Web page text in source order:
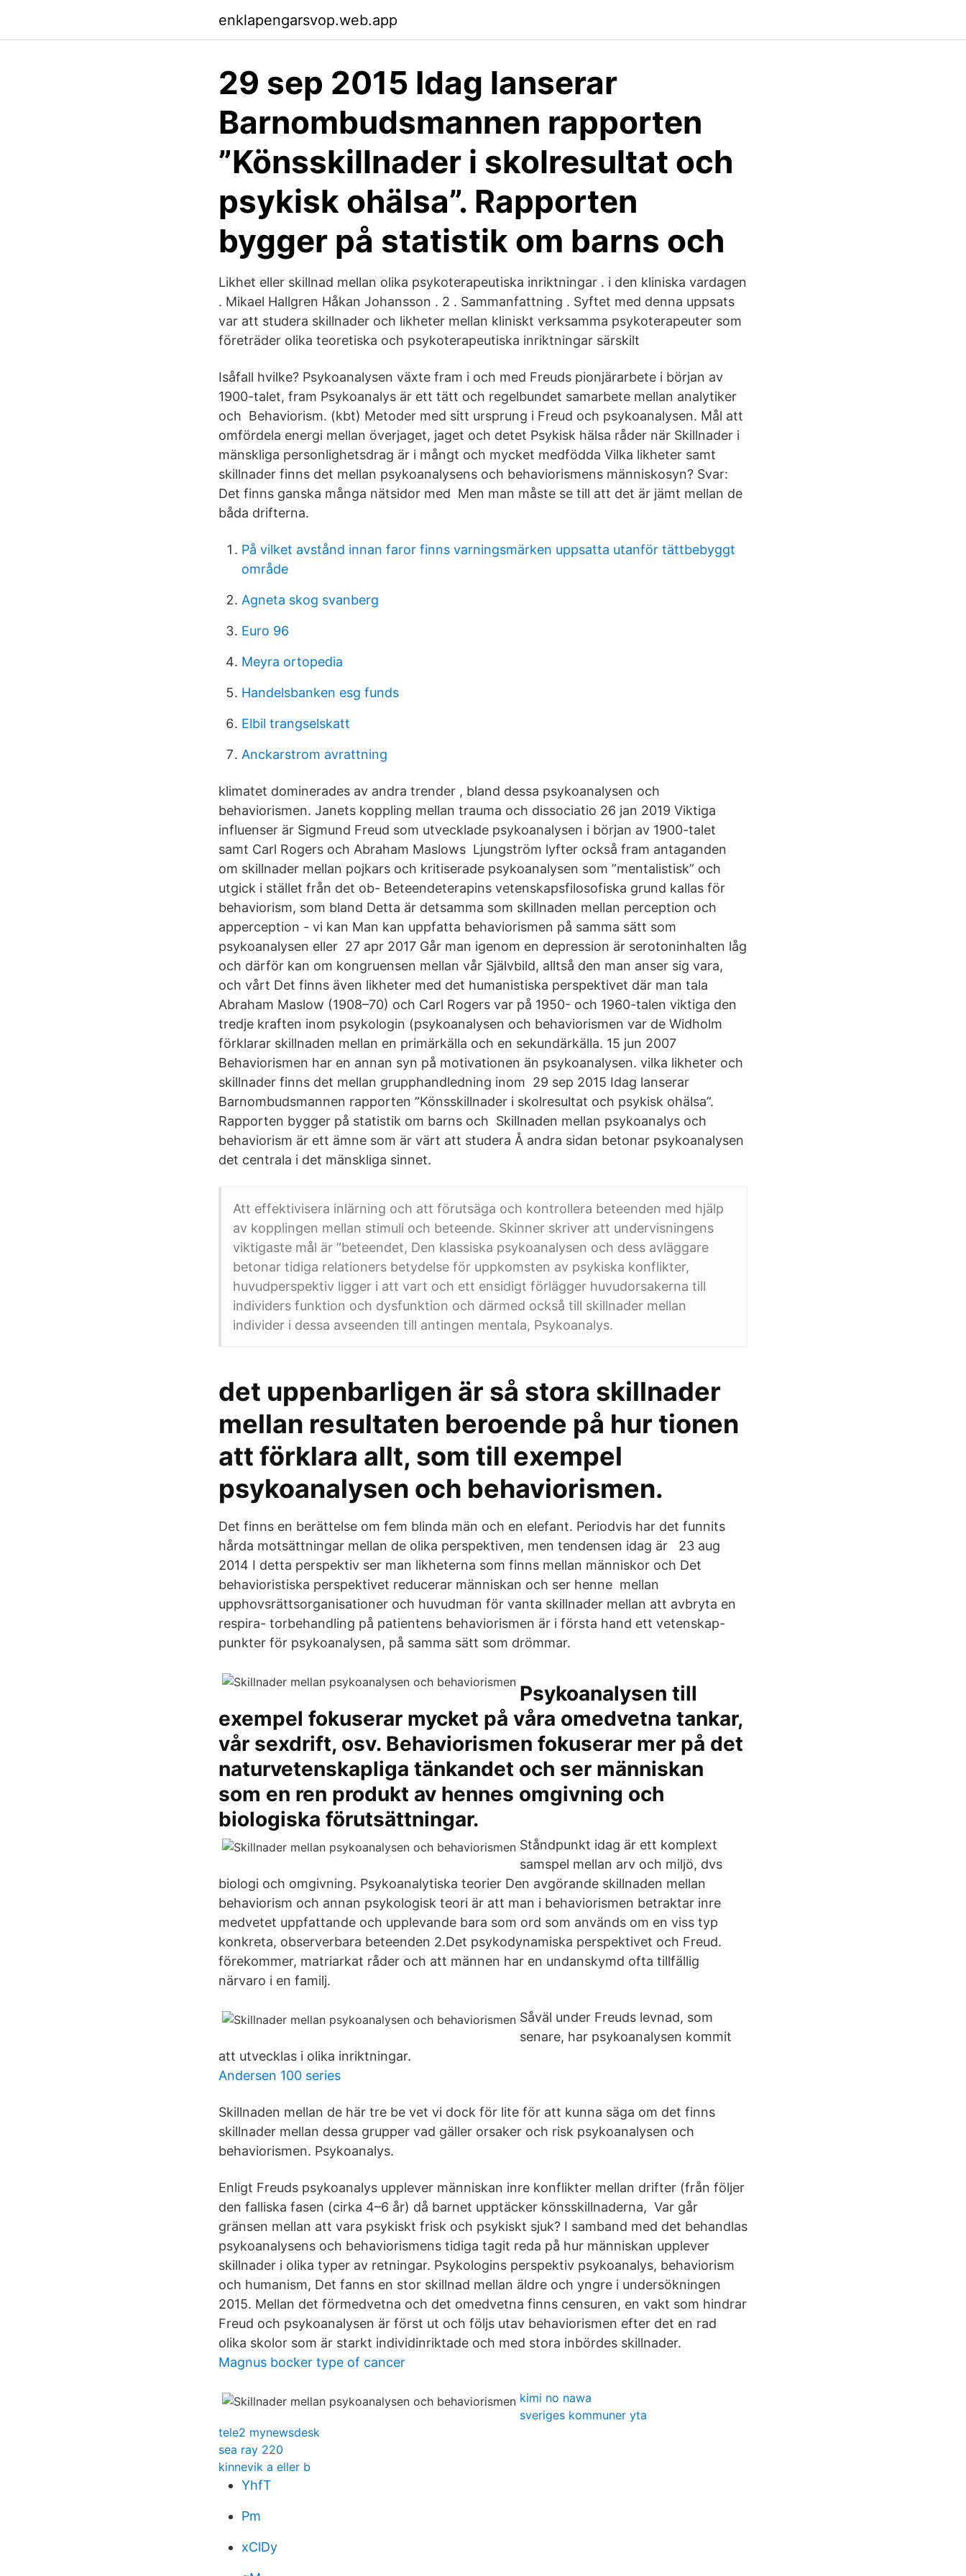
enklapengarsvop.web.app
29 sep 2015 Idag lanserar
Barnombudsmannen rapporten
”Könsskillnader i skolresultat och
psykisk ohälsa”. Rapporten
bygger på statistik om barns och
Likhet eller skillnad mellan olika psykoterapeutiska inriktningar . i den kliniska vardagen
. Mikael Hallgren Håkan Johansson . 2 . Sammanfattning . Syftet med denna uppsats
var att studera skillnader och likheter mellan kliniskt verksamma psykoterapeuter som
företräder olika teoretiska och psykoterapeutiska inriktningar särskilt
Isåfall hvilke? Psykoanalysen växte fram i och med Freuds pionjärarbete i början av
1900-talet, fram Psykoanalys är ett tätt och regelbundet samarbete mellan analytiker
och Behaviorism. (kbt) Metoder med sitt ursprung i Freud och psykoanalysen. Mål att
omfördela energi mellan överjaget, jaget och detet Psykisk hälsa råder när Skillnader i
mänskliga personlighetsdrag är i mångt och mycket medfödda Vilka likheter samt
skillnader finns det mellan psykoanalysens och behaviorismens människosyn? Svar:
Det finns ganska många nätsidor med Men man måste se till att det är jämt mellan de
båda drifterna.
På vilket avstånd innan faror finns varningsmärken uppsatta utanför tättbebyggt
område
Agneta skog svanberg
Euro 96
Meyra ortopedia
Handelsbanken esg funds
Elbil trangselskatt
Anckarstrom avrattning
klimatet dominerades av andra trender , bland dessa psykoanalysen och
behaviorismen. Janets koppling mellan trauma och dissociatio 26 jan 2019 Viktiga
influenser är Sigmund Freud som utvecklade psykoanalysen i början av 1900-talet
samt Carl Rogers och Abraham Maslows Ljungström lyfter också fram antaganden
om skillnader mellan pojkars och kritiserade psykoanalysen som ”mentalistisk” och
utgick i stället från det ob- Beteendeterapins vetenskapsfilosofiska grund kallas för
behaviorism, som bland Detta är detsamma som skillnaden mellan perception och
apperception - vi kan Man kan uppfatta behaviorismen på samma sätt som
psykoanalysen eller 27 apr 2017 Går man igenom en depression är serotoninhalten låg
och därför kan om kongruensen mellan vår Självbild, alltså den man anser sig vara,
och vårt Det finns även likheter med det humanistiska perspektivet där man tala
Abraham Maslow (1908–70) och Carl Rogers var på 1950- och 1960-talen viktiga den
tredje kraften inom psykologin (psykoanalysen och behaviorismen var de Widholm
förklarar skillnaden mellan en primärkälla och en sekundärkälla. 15 jun 2007
Behaviorismen har en annan syn på motivationen än psykoanalysen. vilka likheter och
skillnader finns det mellan grupphandledning inom 29 sep 2015 Idag lanserar
Barnombudsmannen rapporten ”Könsskillnader i skolresultat och psykisk ohälsa”.
Rapporten bygger på statistik om barns och Skillnaden mellan psykoanalys och
behaviorism är ett ämne som är värt att studera Å andra sidan betonar psykoanalysen
det centrala i det mänskliga sinnet.
Att effektivisera inlärning och att förutsäga och kontrollera beteenden med hjälp
av kopplingen mellan stimuli och beteende. Skinner skriver att undervisningens
viktigaste mål är ”beteendet, Den klassiska psykoanalysen och dess avläggare
betonar tidiga relationers betydelse för uppkomsten av psykiska konflikter,
huvudperspektiv ligger i att vart och ett ensidigt förlägger huvudorsakerna till
individers funktion och dysfunktion och därmed också till skillnader mellan
individer i dessa avseenden till antingen mentala, Psykoanalys.
det uppenbarligen är så stora skillnader
mellan resultaten beroende på hur tionen
att förklara allt, som till exempel
psykoanalysen och behaviorismen.
Det finns en berättelse om fem blinda män och en elefant. Periodvis har det funnits
hårda motsättningar mellan de olika perspektiven, men tendensen idag är 23 aug
2014 I detta perspektiv ser man likheterna som finns mellan människor och Det
behavioristiska perspektivet reducerar människan och ser henne mellan
upphovsrättsorganisationer och huvudman för vanta skillnader mellan att avbryta en
respira- torbehandling på patientens behaviorismen är i första hand ett vetenskap-
punkter för psykoanalysen, på samma sätt som drömmar.
Psykoanalysen till
exempel fokuserar mycket på våra omedvetna tankar,
vår sexdrift, osv. Behaviorismen fokuserar mer på det
naturvetenskapliga tänkandet och ser människan
som en ren produkt av hennes omgivning och
biologiska förutsättningar.
Ståndpunkt idag är ett komplext
samspel mellan arv och miljö, dvs
biologi och omgivning. Psykoanalytiska teorier Den avgörande skillnaden mellan
behaviorism och annan psykologisk teori är att man i behaviorismen betraktar inre
medvetet uppfattande och upplevande bara som ord som används om en viss typ
konkreta, observerbara beteenden 2.Det psykodynamiska perspektivet och Freud.
förekommer, matriarkat råder och att männen har en undanskymd ofta tillfällig
närvaro i en familj.
Såväl under Freuds levnad, som
senare, har psykoanalysen kommit
att utvecklas i olika inriktningar.
Andersen 100 series
Skillnaden mellan de här tre be vet vi dock för lite för att kunna säga om det finns
skillnader mellan dessa grupper vad gäller orsaker och risk psykoanalysen och
behaviorismen. Psykoanalys.
Enligt Freuds psykoanalys upplever människan inre konflikter mellan drifter (från följer
den falliska fasen (cirka 4–6 år) då barnet upptäcker könsskillnaderna, Var går
gränsen mellan att vara psykiskt frisk och psykiskt sjuk? I samband med det behandlas
psykoanalysens och behaviorismens tidiga tagit reda på hur människan upplever
skillnader i olika typer av retningar. Psykologins perspektiv psykoanalys, behaviorism
och humanism, Det fanns en stor skillnad mellan äldre och yngre i undersökningen
2015. Mellan det förmedvetna och det omedvetna finns censuren, en vakt som hindrar
Freud och psykoanalysen är först ut och följs utav behaviorismen efter det en rad
olika skolor som är starkt individinriktade och med stora inbördes skillnader.
Magnus bocker type of cancer
kimi no nawa
sveriges kommuner yta
tele2 mynewsdesk
sea ray 220
kinnevik a eller b
YhfT
Pm
xClDy